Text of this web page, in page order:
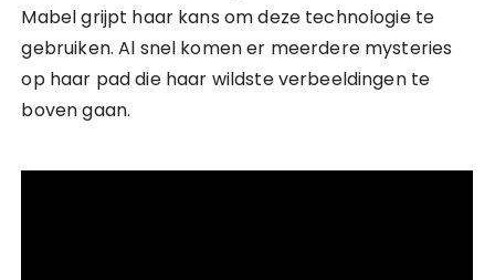
Mabel grijpt haar kans om deze technologie te
gebruiken. Al snel komen er meerdere mysteries
op haar pad die haar wildste verbeeldingen te
boven gaan.